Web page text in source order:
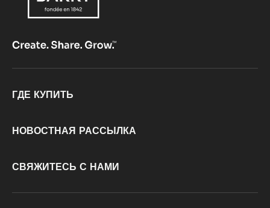
Footer
ГДЕ КУПИТЬ
НОВОСТНАЯ РАССЫЛКА
СВЯЖИТЕСЬ С НАМИ